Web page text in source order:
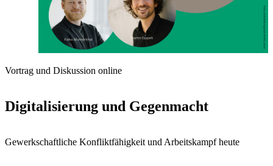
Vortrag und Diskussion online
Digitalisierung und Gegenmacht
Gewerkschaftliche Konfliktfähigkeit und Arbeitskampf heute